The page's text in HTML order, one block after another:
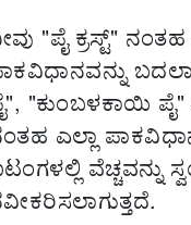
"ಪೈ ಕ್ರಸ್ಟ್"
"ಕುಂಬಳಕಾಯಿ ಪೈ"
ಎಲ್ಲಾ
ವೆಚ್ಚವನ್ನು